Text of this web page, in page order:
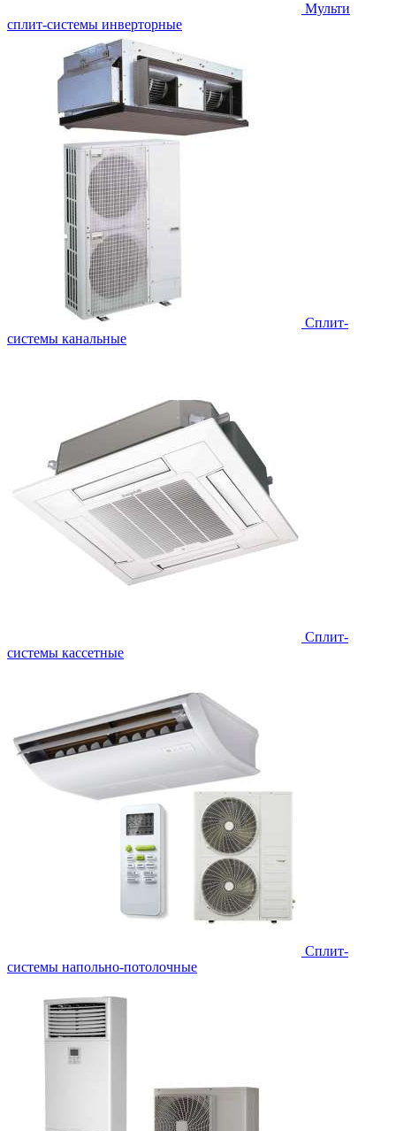
Мульти
сплит-системы инверторные
Сплит-
системы канальные
Сплит-
системы кассетные
Сплит-
системы напольно-потолочные